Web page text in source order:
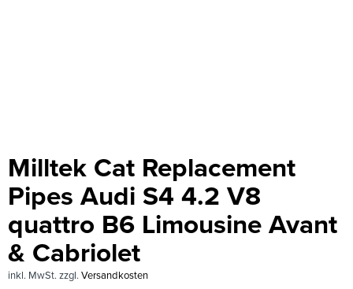
Milltek Cat Replacement
Pipes Audi S4 4.2 V8
quattro B6 Limousine Avant
& Cabriolet
inkl. MwSt. zzgl. Versandkosten